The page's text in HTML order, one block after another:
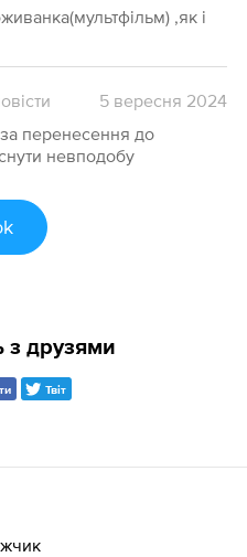
,як і
5 вересня 2024
перенесення до
невподобу
з друзями
Твіт